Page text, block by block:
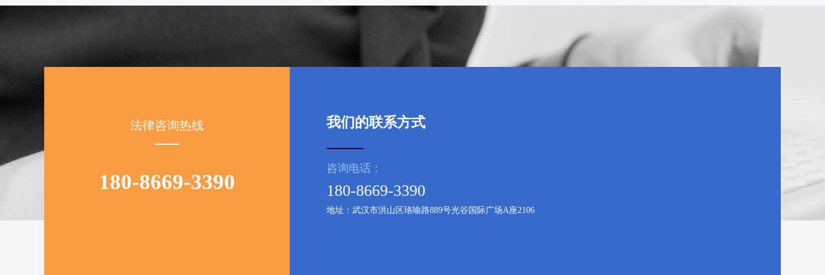
法律咨询热线
180-8669-3390
我们的联系方式
咨询电话：
180-8669-3390
地址：武汉市洪山区珞喻路889号光谷国际广场A座2106